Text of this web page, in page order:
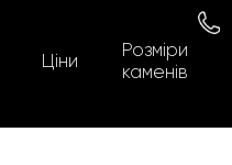
Ціни
Розміри
каменів